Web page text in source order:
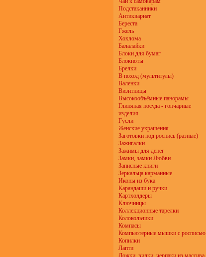
Подстаканники
Антиквариат
Береста
Гжель
Хохлома
Балалайки
Блоки для бумаг
Блокноты
Брелки
В поход (мультитулы)
Валенки
Визитницы
Высокообъёмные панорамы
Глиняная посуда - гончарные
изделия
Гусли
Женские украшения
Заготовки под роспись (разные)
Зажигалки
Зажимы для денег
Замки, замки Любви
Записные книги
Зеркальца карманные
Иконы из бука
Карандаши и ручки
Картхолдеры
Ключницы
Коллекционные тарелки
Колокольчики
Компасы
Компьютерные мышки с росписью
Копилки
Лапти
Ложки, вилки, черпаки из массива